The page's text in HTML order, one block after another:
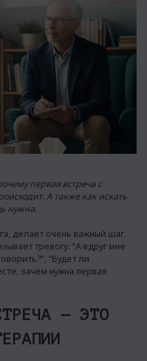
первая встреча с
А также как искать
нужна.
делает очень важный шаг.
тревогу: “А вдруг мне
“Будет ли
зачем нужна первая
— ЭТО